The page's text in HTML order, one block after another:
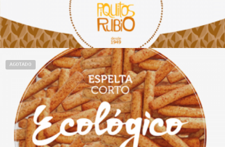
Añadir al carrito
AGOTADO